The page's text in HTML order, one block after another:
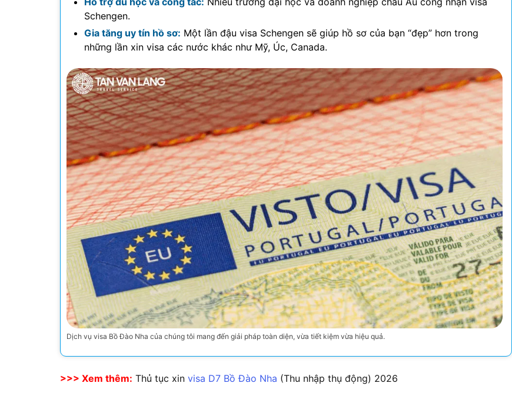
Schengen.
Gia tăng uy tín hồ sơ: Một lần đậu visa Schengen sẽ giúp hồ sơ của bạn “đẹp” hơn trong
những lần xin visa các nước khác như Mỹ, Úc, Canada.
Dịch vụ visa Bồ Đào Nha của chúng tôi mang đến giải pháp toàn diện, vừa tiết kiệm vừa hiệu quả.
>>> Xem thêm: Thủ tục xin visa D7 Bồ Đào Nha (Thu nhập thụ động) 2026